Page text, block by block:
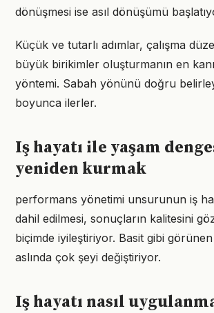
dönüşmesi ise asıl dönüşümü
Küçük ve tutarlı adımlar, çalışma
büyük birikimler oluşturmanın en
yöntemi. Sabah yönünü doğru
boyunca ilerler.
Iş hayatı ile yaşam
yeniden kurmak
performans yönetimi unsurunun iş
dahil edilmesi, sonuçların kalitesini
biçimde iyileştiriyor. Basit gibi
aslında çok şeyi değiştiriyor.
Iş hayatı nasıl